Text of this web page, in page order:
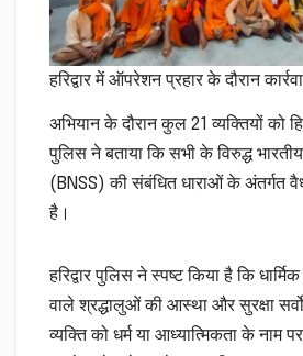
हरिद्वार में ऑपरेशन प्रहार के दौरान
अभियान के दौरान कुल 21 व्यक्तियों को
पुलिस ने बताया कि सभी के विरुद्ध
(BNSS) की संबंधित धाराओं के अंतर्गत
है।
हरिद्वार पुलिस ने स्पष्ट किया है कि
वाले श्रद्धालुओं की आस्था और सुरक्षा
व्यक्ति को धर्म या आध्यात्मिकता के नाम